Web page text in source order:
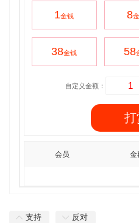
1金钱 8
38金钱 58
自定义金额：
打
会员 金
支持 反对